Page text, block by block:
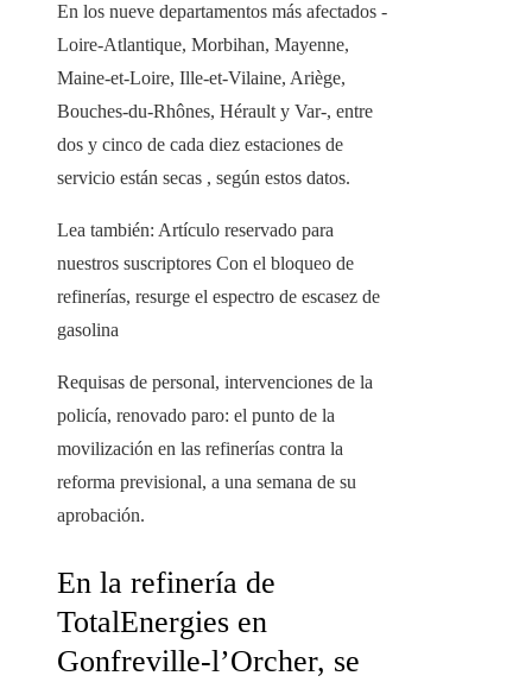
En los nueve departamentos más afectados -
Loire-Atlantique, Morbihan, Mayenne,
Maine-et-Loire, Ille-et-Vilaine, Ariège,
Bouches-du-Rhônes, Hérault y Var-, entre
dos y cinco de cada diez estaciones de
servicio están secas , según estos datos.
Lea también: Artículo reservado para
nuestros suscriptores Con el bloqueo de
refinerías, resurge el espectro de escasez de
gasolina
Requisas de personal, intervenciones de la
policía, renovado paro: el punto de la
movilización en las refinerías contra la
reforma previsional, a una semana de su
aprobación.
En la refinería de
TotalEnergies en
Gonfreville-l’Orcher, se